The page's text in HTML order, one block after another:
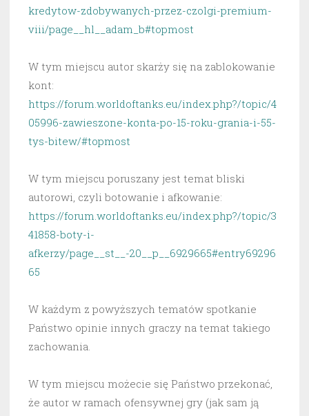
kredytow-zdobywanych-przez-czolgi-premium-
viii/page__hl__adam_b#topmost
W tym miejscu autor skarży się na zablokowanie
kont:
https://forum.worldoftanks.eu/index.php?/topic/4
05996-zawieszone-konta-po-15-roku-grania-i-55-
tys-bitew/#topmost
W tym miejscu poruszany jest temat bliski
autorowi, czyli botowanie i afkowanie:
https://forum.worldoftanks.eu/index.php?/topic/3
41858-boty-i-
afkerzy/page__st__-20__p__6929665#entry69296
65
W każdym z powyższych tematów spotkanie
Państwo opinie innych graczy na temat takiego
zachowania.
W tym miejscu możecie się Państwo przekonać,
że autor w ramach ofensywnej gry (jak sam ją